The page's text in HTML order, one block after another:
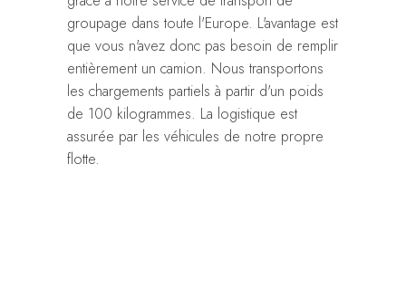
groupage dans toute l'Europe. L'avantage est
que vous n'avez donc pas besoin de remplir
entièrement un camion. Nous transportons
les chargements partiels à partir d'un poids
de 100 kilogrammes. La logistique est
assurée par les véhicules de notre propre
flotte.